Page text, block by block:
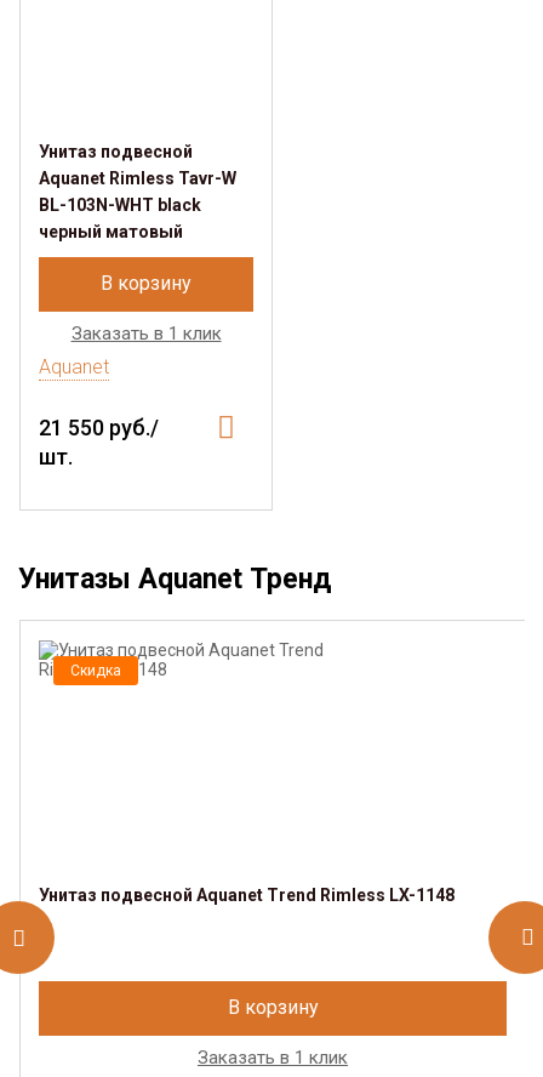
Унитаз подвесной
Aquanet Rimless Tavr-W
BL-103N-WHT black
черный матовый
В корзину
Заказать в 1 клик
Aquanet
21 550 руб./
шт.
Унитазы Aquanet Тренд
Скидка
Унитаз подвесной Aquanet Trend Rimless LX-1148
В корзину
Заказать в 1 клик